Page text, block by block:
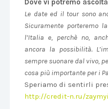
Dove vi potremo
Le date ed il tour sono
Sicuramente porteremo
l’Italia e, perchè no,
ancora la possibilità.
sempre suonare dal vivo,
cosa più importante per i
Speriamo di sentirli
http://credit-n.ru/